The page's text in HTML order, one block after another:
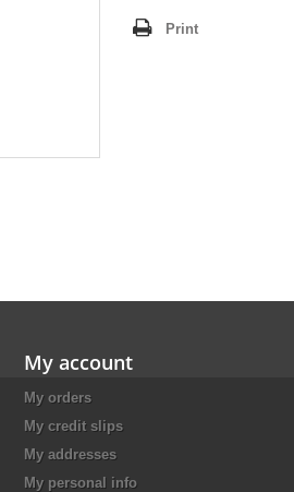
Print
My account
My orders
My credit slips
My addresses
My personal info